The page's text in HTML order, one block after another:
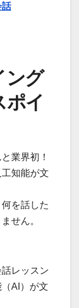
話
ング
ポイ
業界初！
知能が文
を話した
せん。
レッスン
AI）が文